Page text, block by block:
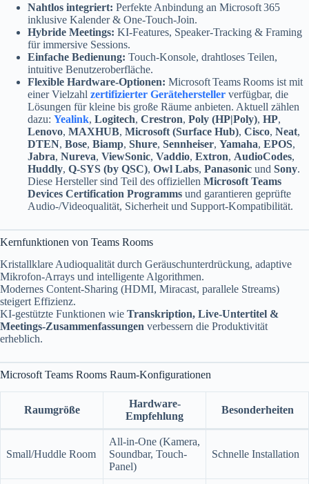
Nahtlos integriert: Perfekte Anbindung an Microsoft 365
inklusive Kalender & One-Touch-Join.
Hybride Meetings: KI-Features, Speaker-Tracking & Framing
für immersive Sessions.
Einfache Bedienung: Touch-Konsole, drahtloses Teilen,
intuitive Benutzeroberfläche.
Flexible Hardware-Optionen: Microsoft Teams Rooms ist mit
einer Vielzahl zertifizierter Gerätehersteller verfügbar, die
Lösungen für kleine bis große Räume anbieten. Aktuell zählen
dazu: Yealink, Logitech, Crestron, Poly (HP|Poly), HP,
Lenovo, MAXHUB, Microsoft (Surface Hub), Cisco, Neat,
DTEN, Bose, Biamp, Shure, Sennheiser, Yamaha, EPOS,
Jabra, Nureva, ViewSonic, Vaddio, Extron, AudioCodes,
Huddly, Q-SYS (by QSC), Owl Labs, Panasonic und Sony.
Diese Hersteller sind Teil des offiziellen Microsoft Teams
Devices Certification Programms und garantieren geprüfte
Audio-/Videoqualität, Sicherheit und Support-Kompatibilität.
Kernfunktionen von Teams Rooms
Kristallklare Audioqualität durch Geräuschunterdrückung, adaptive
Mikrofon-Arrays und intelligente Algorithmen.
Modernes Content-Sharing (HDMI, Miracast, parallele Streams)
steigert Effizienz.
KI-gestützte Funktionen wie Transkription, Live-Untertitel &
Meetings-Zusammenfassungen verbessern die Produktivität
erheblich.
Microsoft Teams Rooms Raum-Konfigurationen
Raumgröße
Hardware-
Empfehlung
Besonderheiten
Small/Huddle Room
All-in-One (Kamera,
Soundbar, Touch-
Panel)
Schnelle Installation